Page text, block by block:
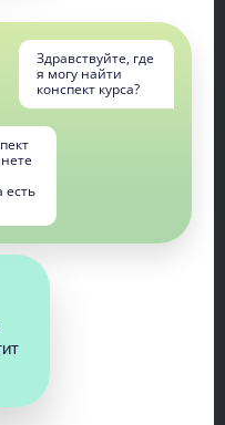
Здравствуйте, где
я могу найти
конспект курса?
есть